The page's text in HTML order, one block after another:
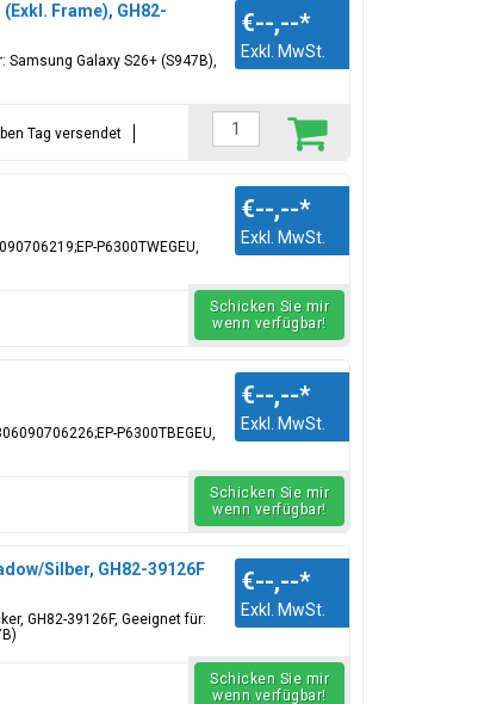
Frame), GH82-
Samsung Galaxy S26+ (S947B),
€--,--*
Exkl. MwSt.
Tag versendet
P6300TWEGEU,
€--,--*
Exkl. MwSt.
Schicken Sie mir
wenn verfügbar!
P6300TBEGEU,
€--,--*
Exkl. MwSt.
Schicken Sie mir
wenn verfügbar!
Silber, GH82-39126F
GH82-39126F, Geeignet für:
€--,--*
Exkl. MwSt.
Schicken Sie mir
wenn verfügbar!